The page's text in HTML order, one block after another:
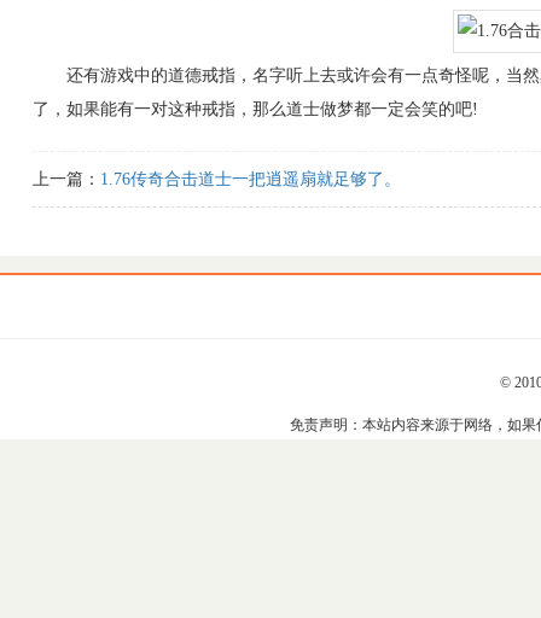
还有游戏中的道德戒指，名字听上去或许会有一点奇怪呢，当然
了，如果能有一对这种戒指，那么道士做梦都一定会笑的吧!
上一篇： 1.76传奇合击道士一把逍遥扇就足够了。
©
免责声明：本站内容来源于网络，如